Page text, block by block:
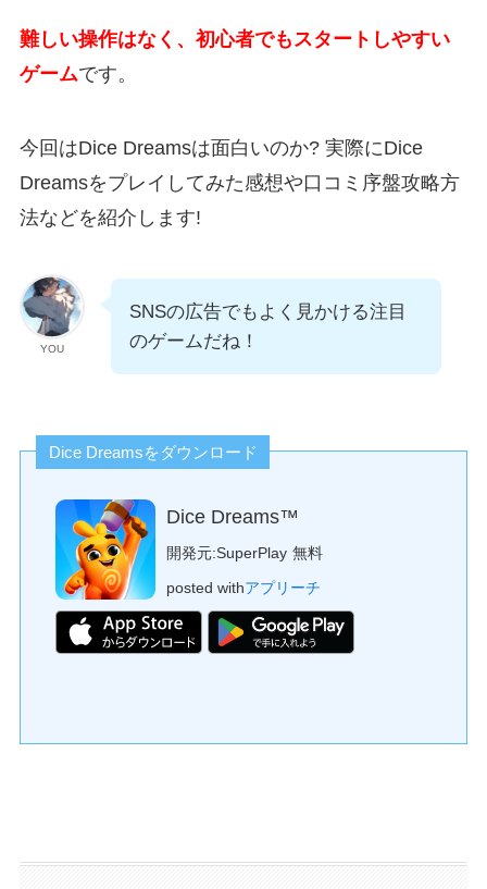
難しい操作はなく、初心者でもスタートしやすい
ゲームです。
今回はDice Dreamsは面白いのか? 実際にDice
Dreamsをプレイしてみた感想や口コミ序盤攻略方
法などを紹介します!
YOU
SNSの広告でもよく見かける注目
のゲームだね！
Dice Dreamsをダウンロード
Dice Dreams™
開発元:SuperPlay 無料
posted withアプリーチ